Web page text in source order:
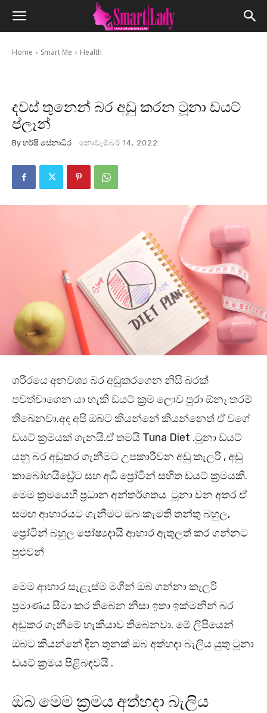
Home Smart Me Health
දවස් තුනෙන් බර අඩු කරන ටූනා ඩයට්
ප්ලෑන්
By හර්ෂි සේනාධීර නොවැම්බර් 14, 2022
ශරීරයෙ අනවශ්‍ය බර අඩුකරගෙන නිසි බරක්
පවත්වාගෙන යා හැකි ඩයට් ක්‍රම ලොව පුරා ඕනෑ තරම්
තිබෙනවා.අද අපි ඔබට කියන්නේ කියන්නෙත් ඒ වගේ
ඩයට් ක්‍රමයක් ගැනයි.ඒ තමයි Tuna Diet .ටූනා ඩයට්
යනු බර අඩුකර ගැනීමට උපකාරීවන අඩු කැලරි , අඩු
කාබෝහයිඩ්‍රේට සහ අධි ප්‍රෝටීන් සහිත ඩයට් ක්‍රමයකි.
මෙම ක්‍රමයෙහි ප්‍රධාන අන්තර්ගතය ටූනා වන අතර ඒ
සමඟ ආහාරයට ගැනීමට ඔබ කැමති තන්තු බහුල,
ප්‍රෝටින් බහුල පෝෂ්‍යදායි ආහාර ඇතුලත් කර ගන්නට
පුළුවන්
මෙම ආහාර සැළැස්ම මගින් ඔබ ගන්නා කැලරි
ප්‍රමාණය සීමා කර තිබෙන නිසා ඉතා ඉක්මනින් බර
අඩුකර ගැනීමේ හැකියාව තිබෙනවා. මේ ලිපියෙන්
ඔබට කියන්නේ දින තුනක් ඔබ අත්හදා බැලිය යුතු ටූනා
ඩයට් ක්‍රමය පිළිබඳවයි .
ඔබ මෙම ක්‍රමය අත්හදා බැලිය